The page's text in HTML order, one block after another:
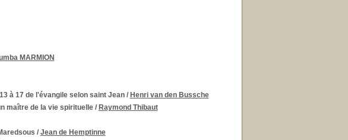
MARMION
à 17 de l'évangile selon saint Jean/ Henri van den Bussche
maître de la vie spirituelle/ Raymond Thibaut
/ Jean de Hemptinne